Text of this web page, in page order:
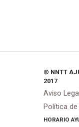
© NNTT
2017
Aviso Legal
Política
HORARIO